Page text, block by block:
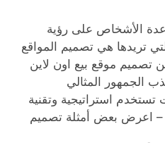
الأشخاص على رؤية
تريدها هي تصميم المواقع
تصميم موقع بيع اون لاين
الجمهور المثالي
تستخدم استراتيجية وتقنية
– اعرض بعض أمثلة تصميم